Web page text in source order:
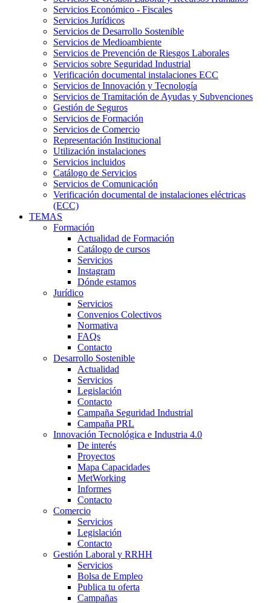
Servicios Económico - Fiscales
Servicios Jurídicos
Servicios de Desarrollo Sostenible
Servicios de Medioambiente
Servicios de Prevención de Riesgos Laborales
Servicios sobre Seguridad Industrial
Verificación documental instalaciones ECC
Servicios de Innovación y Tecnología
Servicios de Tramitación de Ayudas y Subvenciones
Gestión de Seguros
Servicios de Formación
Servicios de Comercio
Representación Institucional
Utilización instalaciones
Servicios incluidos
Catálogo de Servicios
Servicios de Comunicación
Verificación documental de instalaciones eléctricas
(ECC)
TEMAS
Formación
Actualidad de Formación
Catálogo de cursos
Servicios
Instagram
Dónde estamos
Jurídico
Servicios
Convenios Colectivos
Normativa
FAQs
Contacto
Desarrollo Sostenible
Actualidad
Servicios
Legislación
Contacto
Campaña Seguridad Industrial
Campaña PRL
Innovación Tecnológica e Industria 4.0
De interés
Proyectos
Mapa Capacidades
MetWorking
Informes
Contacto
Comercio
Servicios
Legislación
Contacto
Gestión Laboral y RRHH
Servicios
Bolsa de Empleo
Publica tu oferta
Campañas